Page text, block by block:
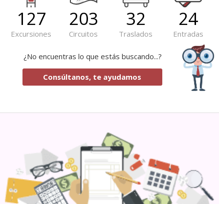
127
Excursiones
203
Circuitos
32
Traslados
24
Entradas
¿No encuentras lo que estás buscando...?
Consúltanos, te ayudamos